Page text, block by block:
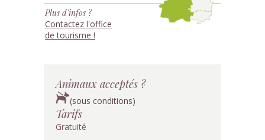
Plus d'infos ?
Contactez l'office
de tourisme !
Animaux acceptés ?
(sous conditions)
Tarifs
Gratuité